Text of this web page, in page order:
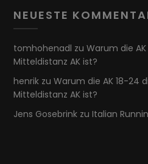
NEUESTE
tomhohenadl zuWarum die
Mitteldistanz AK ist?
henrik zuWarum die AK 18-24
Mitteldistanz AK ist?
Jens Gosebrink zuItalian